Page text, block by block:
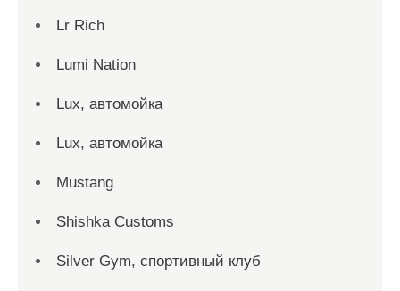
Lr Rich
Lumi Nation
Lux, автомойка
Lux, автомойка
Mustang
Shishka Customs
Silver Gym, спортивный клуб